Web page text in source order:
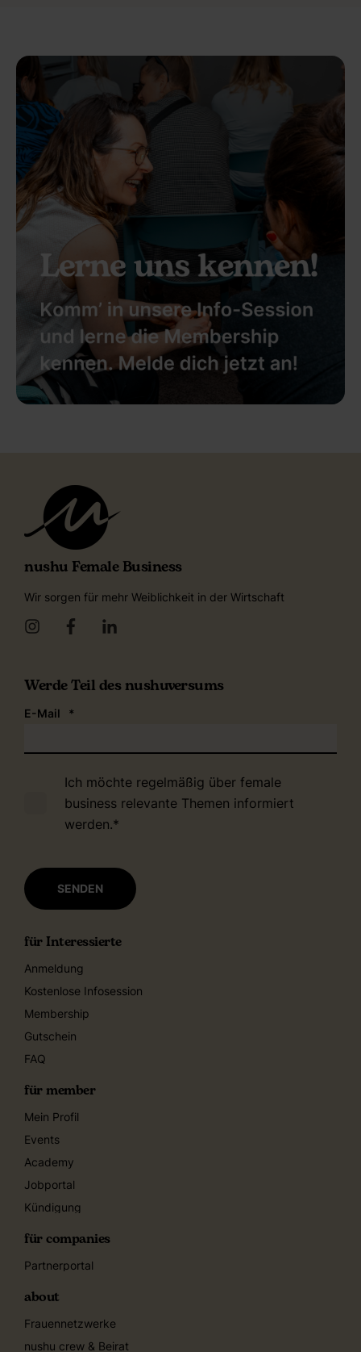
nushu Female Business
Wir sorgen für mehr Weiblichkeit in der Wirtschaft
Werde Teil des nushuversums
E-Mail *
Ich möchte regelmäßig über female
business relevante Themen informiert
werden.*
für Interessierte
Anmeldung
Kostenlose Infosession
Membership
Gutschein
FAQ
für member
Mein Profil
Events
Academy
Jobportal
Kündigung
für companies
Partnerportal
about
Frauennetzwerke
nushu crew & Beirat